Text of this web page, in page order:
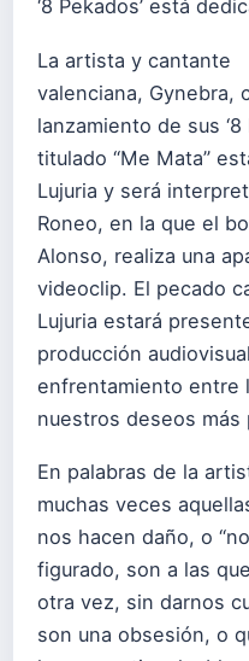
‘8 Pekados’ está
La artista y cantante
valenciana, Gynebra,
lanzamiento de sus
titulado “Me Mata”
Lujuria y será
Roneo, en la que el
Alonso, realiza una
videoclip. El pecado
Lujuria estará
producción
enfrentamiento entre
nuestros deseos más
En palabras de la
muchas veces
nos hacen daño, o
figurado, son a las
otra vez, sin darnos
son una obsesión, o